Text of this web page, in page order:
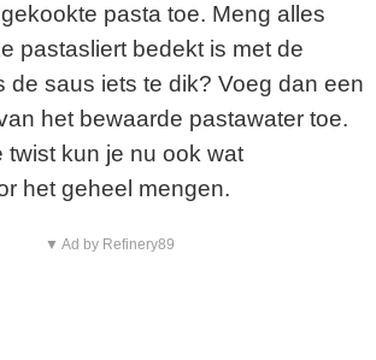
pasta toe. Meng alles
pastasliert bedekt is met de
de saus iets te dik? Voeg dan een
het bewaarde pastawater toe.
twist kun je nu ook wat
het geheel mengen.
▼ Ad by Refinery89